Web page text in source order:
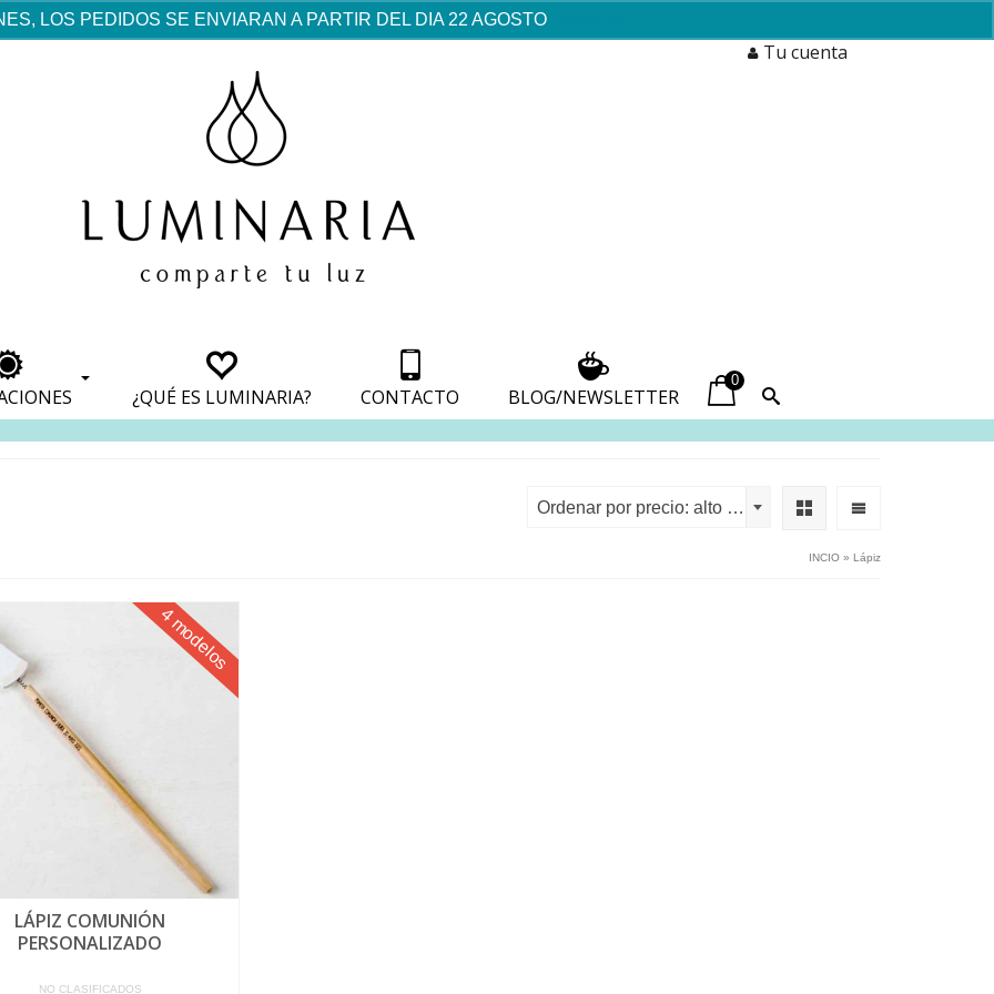
LOS PEDIDOS SE ENVIARAN A PARTIR DEL DIA 22 AGOSTO
Tu cuenta
avec une analyse de son
¿QUÉ ES LUMINARIA? CONTACTO BLOG/NEWSLETTER
0
Ordenar por precio: alto a bajo
INCIO » Lápiz
4 modelos
LÁPIZ COMUNIÓN
PERSONALIZADO
NO CLASIFICADOS